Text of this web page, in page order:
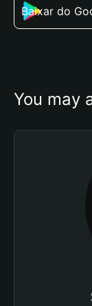
Baixar do
You may